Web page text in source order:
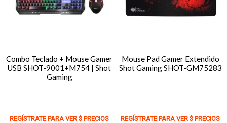
Combo Teclado + Mouse Gamer
USB SHOT-9001+M754 | Shot
Gaming
REGÍSTRATE PARA VER $ PRECIOS
Mouse Pad Gamer Extendido
Shot Gaming SHOT-GM75283
REGÍSTRATE PARA VER $ PRECIOS